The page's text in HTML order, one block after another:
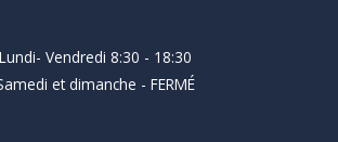
Lundi- Vendredi 8:30 - 18:30
et dimanche - FERMÉ